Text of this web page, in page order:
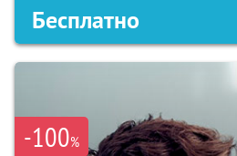
Бесплатно
-100%